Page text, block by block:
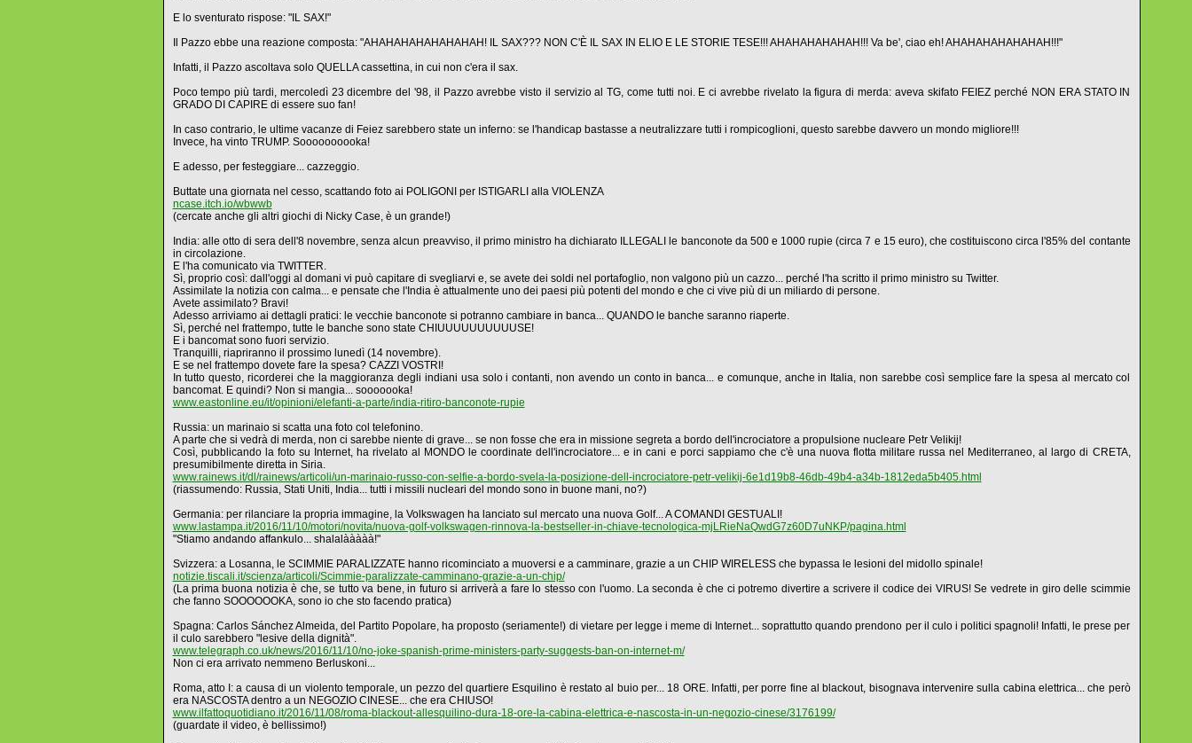
E lo sventurato rispose: "IL SAX!"
Il Pazzo ebbe una reazione composta: "AHAHAHAHAHAHAHAH! IL SAX??? NON C'È IL SAX IN ELIO E LE STORIE TESE!!! AHAHAHAHAHAH!!! Va be', ciao eh! AHAHAHAHAHAHAH!!!"
Infatti, il Pazzo ascoltava solo QUELLA cassettina, in cui non c'era il sax.
Poco tempo più tardi, mercoledì 23 dicembre del '98, il Pazzo avrebbe visto il servizio al TG, come tutti noi. E ci avrebbe rivelato la figura di merda: aveva skifato FEIEZ perché NON ERA STATO IN
GRADO DI CAPIRE di essere suo fan!
In caso contrario, le ultime vacanze di Feiez sarebbero state un inferno: se l'handicap bastasse a neutralizzare tutti i rompicoglioni, questo sarebbe davvero un mondo migliore!!!
Invece, ha vinto TRUMP. Soooooooooka!
E adesso, per festeggiare... cazzeggio.
Buttate una giornata nel cesso, scattando foto ai POLIGONI per ISTIGARLI alla VIOLENZA
ncase.itch.io/wbwwb
(cercate anche gli altri giochi di Nicky Case, è un grande!)
India: alle otto di sera dell'8 novembre, senza alcun preavviso, il primo ministro ha dichiarato ILLEGALI le banconote da 500 e 1000 rupie (circa 7 e 15 euro), che costituiscono circa l'85% del contante
in circolazione.
E l'ha comunicato via TWITTER.
Sì, proprio così: dall'oggi al domani vi può capitare di svegliarvi e, se avete dei soldi nel portafoglio, non valgono più un cazzo... perché l'ha scritto il primo ministro su Twitter.
Assimilate la notizia con calma... e pensate che l'India è attualmente uno dei paesi più potenti del mondo e che ci vive più di un miliardo di persone.
Avete assimilato? Bravi!
Adesso arriviamo ai dettagli pratici: le vecchie banconote si potranno cambiare in banca... QUANDO le banche saranno riaperte.
Sì, perché nel frattempo, tutte le banche sono state CHIUUUUUUUUUUSE!
E i bancomat sono fuori servizio.
Tranquilli, riapriranno il prossimo lunedì (14 novembre).
E se nel frattempo dovete fare la spesa? CAZZI VOSTRI!
In tutto questo, ricorderei che la maggioranza degli indiani usa solo i contanti, non avendo un conto in banca... e comunque, anche in Italia, non sarebbe così semplice fare la spesa al mercato col
bancomat. E quindi? Non si mangia... sooooooka!
www.eastonline.eu/it/opinioni/elefanti-a-parte/india-ritiro-banconote-rupie
Russia: un marinaio si scatta una foto col telefonino.
A parte che si vedrà di merda, non ci sarebbe niente di grave... se non fosse che era in missione segreta a bordo dell'incrociatore a propulsione nucleare Petr Velikij!
Così, pubblicando la foto su Internet, ha rivelato al MONDO le coordinate dell'incrociatore... e in cani e porci sappiamo che c'è una nuova flotta militare russa nel Mediterraneo, al largo di CRETA,
presumibilmente diretta in Siria.
www.rainews.it/dl/rainews/articoli/un-marinaio-russo-con-selfie-a-bordo-svela-la-posizione-dell-incrociatore-petr-velikij-6e1d19b8-46db-49b4-a34b-1812eda5b405.html
(riassumendo: Russia, Stati Uniti, India... tutti i missili nucleari del mondo sono in buone mani, no?)
Germania: per rilanciare la propria immagine, la Volkswagen ha lanciato sul mercato una nuova Golf... A COMANDI GESTUALI!
www.lastampa.it/2016/11/10/motori/novita/nuova-golf-volkswagen-rinnova-la-bestseller-in-chiave-tecnologica-mjLRieNaQwdG7z60D7uNKP/pagina.html
"Stiamo andando affankulo... shalalààààà!"
Svizzera: a Losanna, le SCIMMIE PARALIZZATE hanno ricominciato a muoversi e a camminare, grazie a un CHIP WIRELESS che bypassa le lesioni del midollo spinale!
notizie.tiscali.it/scienza/articoli/Scimmie-paralizzate-camminano-grazie-a-un-chip/
(La prima buona notizia è che, se tutto va bene, in futuro si arriverà a fare lo stesso con l'uomo. La seconda è che ci potremo divertire a scrivere il codice dei VIRUS! Se vedrete in giro delle scimmie
che fanno SOOOOOOKA, sono io che sto facendo pratica)
Spagna: Carlos Sánchez Almeida, del Partito Popolare, ha proposto (seriamente!) di vietare per legge i meme di Internet... soprattutto quando prendono per il culo i politici spagnoli! Infatti, le prese per
il culo sarebbero "lesive della dignità".
www.telegraph.co.uk/news/2016/11/10/no-joke-spanish-prime-ministers-party-suggests-ban-on-internet-m/
Non ci era arrivato nemmeno Berluskoni...
Roma, atto I: a causa di un violento temporale, un pezzo del quartiere Esquilino è restato al buio per... 18 ORE. Infatti, per porre fine al blackout, bisognava intervenire sulla cabina elettrica... che però
era NASCOSTA dentro a un NEGOZIO CINESE... che era CHIUSO!
www.ilfattoquotidiano.it/2016/11/08/roma-blackout-allesquilino-dura-18-ore-la-cabina-elettrica-e-nascosta-in-un-negozio-cinese/3176199/
(guardate il video, è bellissimo!)